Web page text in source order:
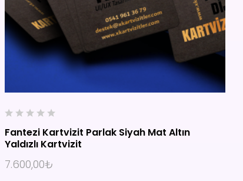
0
o
u
t
o
Fantezi Kartvizit Parlak Siyah Mat Altın
Yaldızlı Kartvizit
7.600,00₺